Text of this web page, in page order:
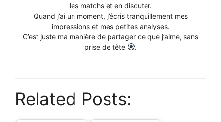
les matchs et en discuter.
Quand j’ai un moment, j’écris tranquillement mes
impressions et mes petites analyses.
C’est juste ma manière de partager ce que j’aime, sans
prise de tête
.
Related Posts: